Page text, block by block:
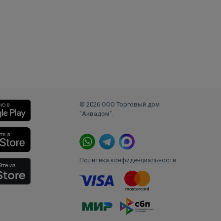
© 2026 ООО Торговый дом
"Аквадом".
.
Политика конфиденциальности